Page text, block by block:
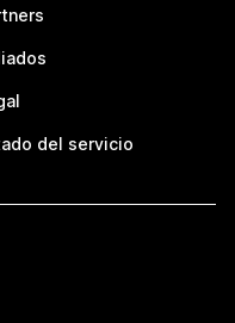
del servicio